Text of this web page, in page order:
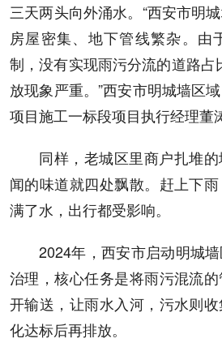
三天两头向外涌水。“西安市明
房屋密集、地下管线繁杂。由
制，没有实现雨污分流的道路
放现象严重。”西安市明城墙区
项目施工一标段项目执行经理董
同样，老城区里商户扎堆
闻的味道就四处飘散。赶上下
满了水，出行都受影响。
2024年，西安市启动明城
治理，核心任务是将雨污混流
开输送，让雨水入河，污水则
化达标后再排放。